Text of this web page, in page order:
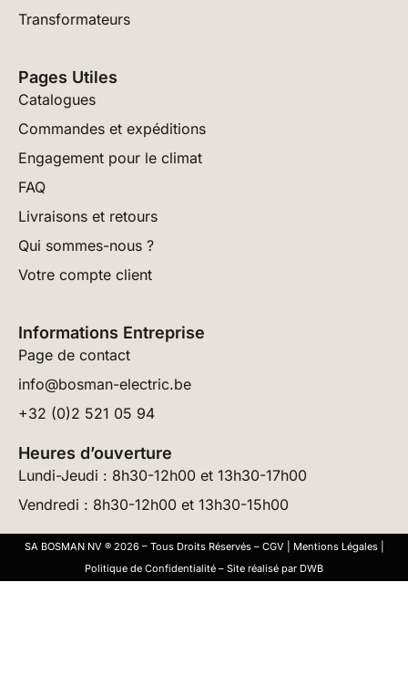
Transformateurs
Pages Utiles
Catalogues
Commandes et expéditions
Engagement pour le climat
FAQ
Livraisons et retours
Qui sommes-nous ?
Votre compte client
Informations Entreprise
Page de contact
info@bosman-electric.be
+32 (0)2 521 05 94
Heures d’ouverture
Lundi-Jeudi : 8h30-12h00 et 13h30-17h00
Vendredi : 8h30-12h00 et 13h30-15h00
SA BOSMAN NV ® 2026 – Tous Droits Réservés – CGV| Mentions Légales|
Politique de Confidentialité – Site réalisé par DWB